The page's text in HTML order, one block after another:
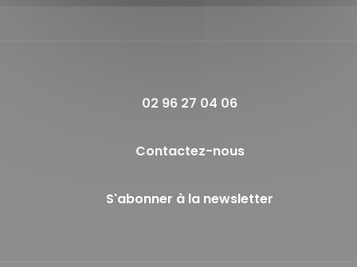
02 96 27 04 06
Contactez-nous
S'abonner à la newsletter